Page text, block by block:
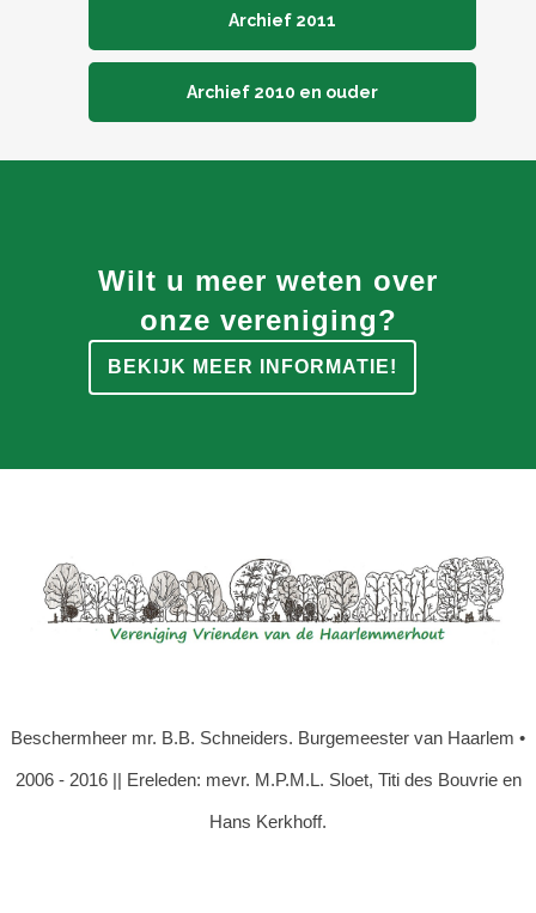
Archief 2011
Archief 2010 en ouder
Wilt u meer weten over
onze vereniging?
BEKIJK MEER INFORMATIE!
Beschermheer mr. B.B. Schneiders. Burgemeester van Haarlem •
2006 - 2016 || Ereleden: mevr. M.P.M.L. Sloet, Titi des Bouvrie en
Hans Kerkhoff.